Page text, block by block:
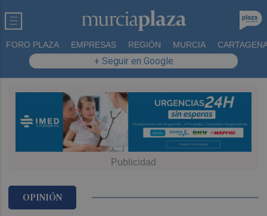
FORO PLAZA EMPRESAS REGIÓN MURCIA
+ Seguir en Google
OPINIÓN